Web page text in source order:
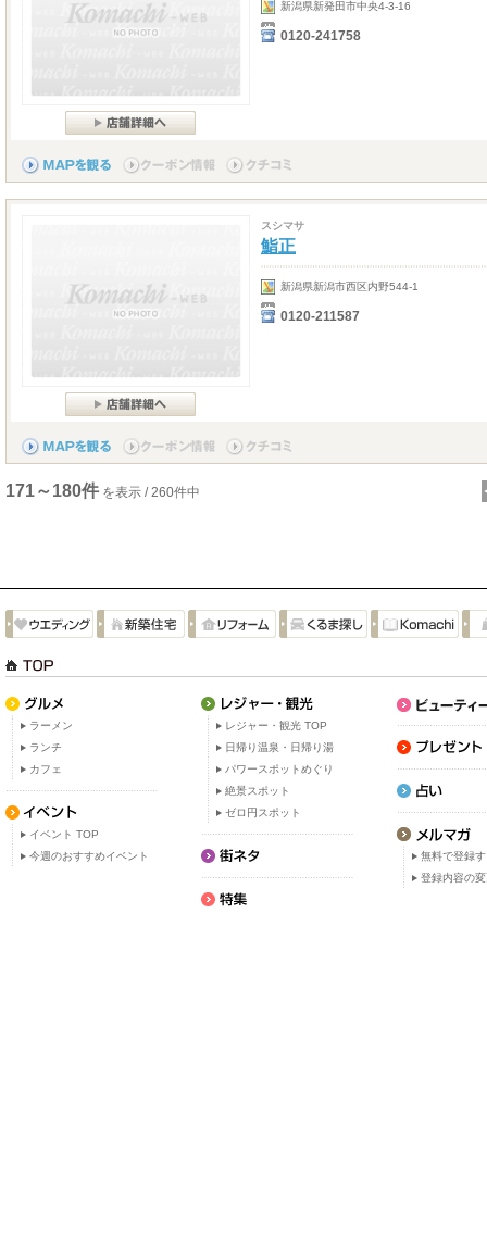
新潟県新発田市中央4-3-16
0120-241758
スシマサ
鮨正
新潟県新潟市西区内野544-1
0120-211587
171～180件 を表示 / 260件中
ラーメン
ランチ
カフェ
イベント TOP
今週のおすすめイベント
レジャー・観光 TOP
日帰り温泉・日帰り湯
パワースポットめぐり
絶景スポット
ゼロ円スポット
無料で登録
登録内容の